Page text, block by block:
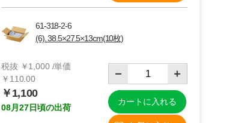
クラフトテープ
61-812-78
包用テープ
￥2,059～
￥2,831
61-318-2-6
(6). 38.5×27.5×13cm(10枚)
税抜 ￥1,000 /単価
￥110.00
￥1,100
08月27日頃の出荷
カートに入れる